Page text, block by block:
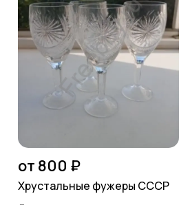
от 800 ₽
Хрустальные фужеры СССР